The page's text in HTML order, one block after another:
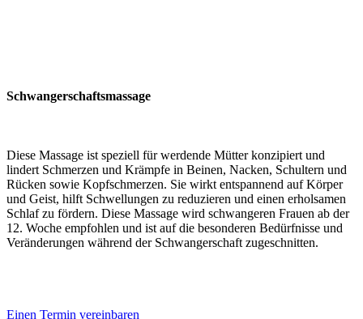
Schwangerschaftsmassage
Diese Massage ist speziell für werdende Mütter konzipiert und
lindert Schmerzen und Krämpfe in Beinen, Nacken, Schultern und
Rücken sowie Kopfschmerzen. Sie wirkt entspannend auf Körper
und Geist, hilft Schwellungen zu reduzieren und einen erholsamen
Schlaf zu fördern. Diese Massage wird schwangeren Frauen ab der
12. Woche empfohlen und ist auf die besonderen Bedürfnisse und
Veränderungen während der Schwangerschaft zugeschnitten.
Einen Termin vereinbaren